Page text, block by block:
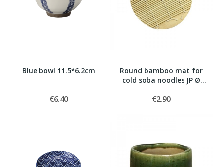
Blue bowl 11.5*6.2cm
€6.40
Round bamboo mat for
cold soba noodles JP Ø
€2.90